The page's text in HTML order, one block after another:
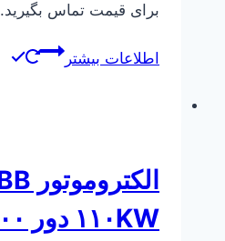
برای قیمت تماس بگیرید.
اطلاعات بیشتر
۱۱۰KW دور ۲۸۰۰